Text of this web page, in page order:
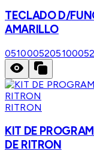
TECLADO D/
AMARILLO
0510005205100052
RITRON
KIT DE
DE RITRON